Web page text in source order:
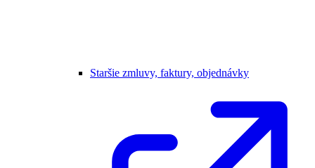
Staršie zmluvy, faktury, objednávky